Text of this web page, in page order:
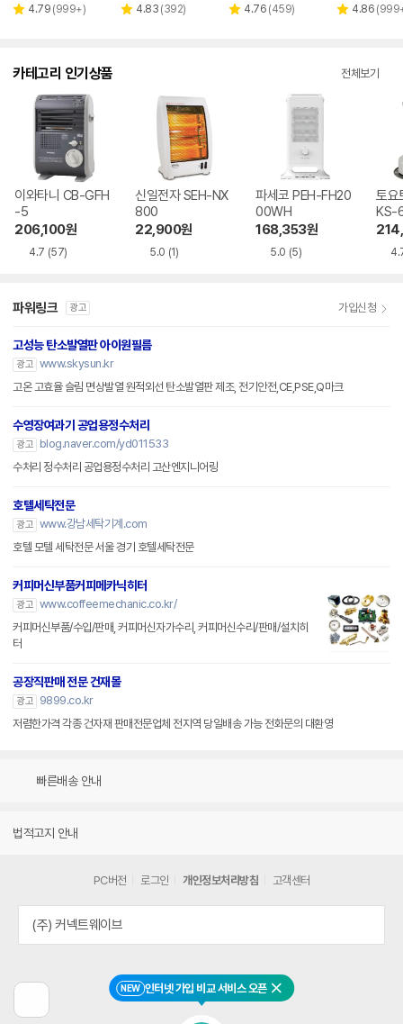
NEW 인터넷 가입 비교 서비스 오픈 닫기
페이
별 4.79 리
(999+)
별 4.83 리
(392)
별 4.76 리
(459)
별 4.86 리
(
카테고리 인기상품 전체보기
이와타니 CB-GFH
-5
206,100원
4.7 (57)
신일전자 SEH-NX
800
22,900원
5.0 (1)
파세코 PEH-FH20
00WH
168,353원
5.0 (5)
토요
KS-
파워링크 광고 가입신청
고성능 탄소발열판 아이원필름
광고 www.skysun.kr
고온 고효율 슬림 면상발열 원적외선 탄소발열판 제조, 전기안전,CE,PSE,Q마크
수영장여과기 공업용정수처리
광고
blog.naver.com/yd011533
수처리 정수처리 공업용정수처리 고산엔지니어링
호텔세탁전문
광고 www.강남세탁기계.com
호텔 모텔 세탁전문 서울 경기 호텔세탁전문
커피머신부품커피메카닉히터
광고 www.coffeemechanic.co.kr/
커피머신부품/수입/판매, 커피머신자가수리, 커피머신수리/판매/설치히
터
공장직판매 전문 건재몰
광고
9899.co.kr
저렴한가격 각종 건자재 판매전문업체 전지역 당일배송 가능 전화문의 대환영
빠른배송 안내
법적고지 안내
전
PC버전 로그인 개인정보처리방침 고객센터
(주) 커넥트웨이브